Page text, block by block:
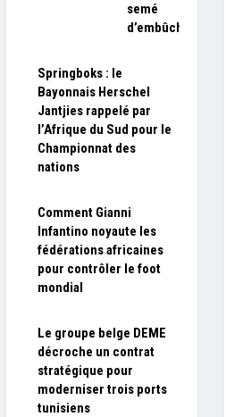
semé
d’embûches
Springboks : le
Bayonnais Herschel
Jantjies rappelé par
l’Afrique du Sud pour le
Championnat des
nations
Comment Gianni
Infantino noyaute les
fédérations africaines
pour contrôler le foot
mondial
Le groupe belge DEME
décroche un contrat
stratégique pour
moderniser trois ports
tunisiens